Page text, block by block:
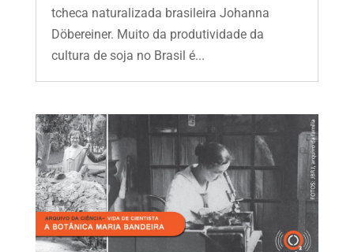
tcheca naturalizada brasileira Johanna
Döbereiner. Muito da produtividade da
cultura de soja no Brasil é...